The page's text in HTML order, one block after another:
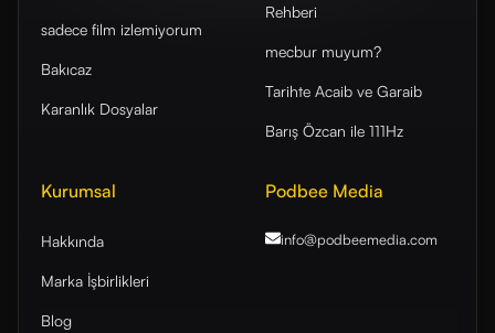
sadece film izlemiyorum
Bakıcaz
Karanlık Dosyalar
Rehberi
mecbur muyum?
Tarihte Acaib ve Garaib
Barış Özcan ile 111Hz
Kurumsal
Hakkında
Marka İşbirlikleri
Blog
Podbee Media
info@podbeemedia.com